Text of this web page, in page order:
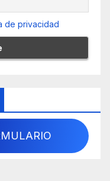
de privacidad